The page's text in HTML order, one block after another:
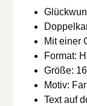
Mit einer
Format:
Größe:
Motiv:
Text auf